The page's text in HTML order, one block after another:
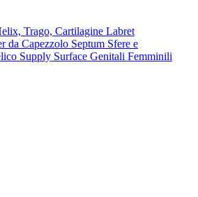
Trago, Cartilagine Labret
da Capezzolo Septum Sfere e
Supply Surface Genitali Femminili